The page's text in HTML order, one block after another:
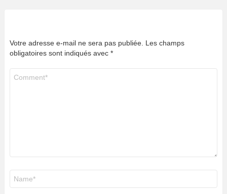
Votre adresse e-mail ne sera pas publiée. Les champs
obligatoires sont indiqués avec *